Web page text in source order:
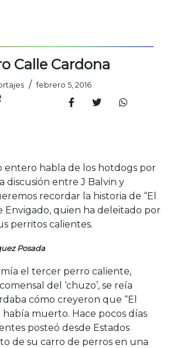
Calle Cardona
/ febrero 5, 2016
entero habla de los hotdogs por
discusión entre J Balvin y
recordar la historia de “El
Envigado, quien ha deleitado por
perritos calientes.
Posada
el tercer perro caliente,
del ‘chuzo’, se reía
cómo creyeron que “El
había muerto. Hace pocos días
posteó desde Estados
de su carro de perros en una